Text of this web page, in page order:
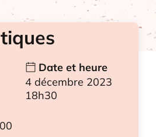
Date et heure
4 décembre 2023
18h30